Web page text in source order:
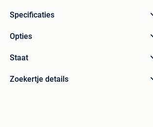
Specificaties
Opties
Staat
Zoekertje details